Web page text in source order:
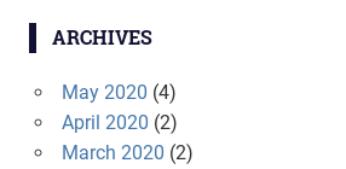
ARCHIVES
May 2020 (4)
April 2020 (2)
March 2020 (2)